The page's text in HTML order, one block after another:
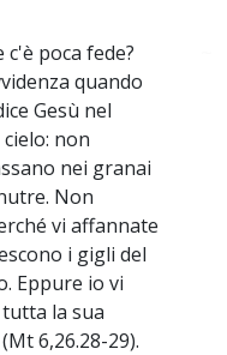
poca fede?
quando
Gesù nel
non
nei granai
Non
vi affannate
i gigli del
Eppure io vi
la sua
6,26.28-29).